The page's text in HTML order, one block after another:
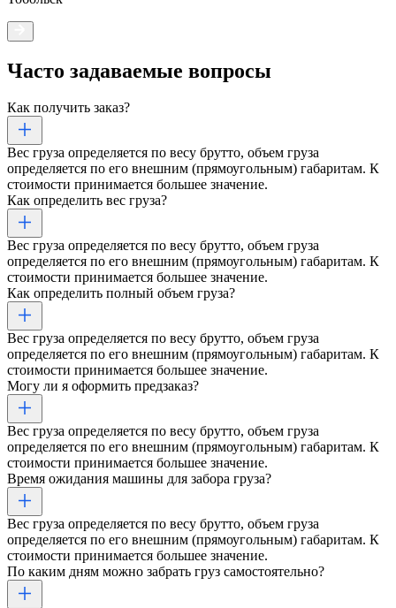
Часто задаваемые вопросы
Как получить заказ?
Вес груза определяется по весу брутто, объем груза
определяется по его внешним (прямоугольным) габаритам. К
стоимости принимается большее значение.
Как определить вес груза?
Вес груза определяется по весу брутто, объем груза
определяется по его внешним (прямоугольным) габаритам. К
стоимости принимается большее значение.
Как определить полный объем груза?
Вес груза определяется по весу брутто, объем груза
определяется по его внешним (прямоугольным) габаритам. К
стоимости принимается большее значение.
Могу ли я оформить предзаказ?
Вес груза определяется по весу брутто, объем груза
определяется по его внешним (прямоугольным) габаритам. К
стоимости принимается большее значение.
Время ожидания машины для забора груза?
Вес груза определяется по весу брутто, объем груза
определяется по его внешним (прямоугольным) габаритам. К
стоимости принимается большее значение.
По каким дням можно забрать груз самостоятельно?